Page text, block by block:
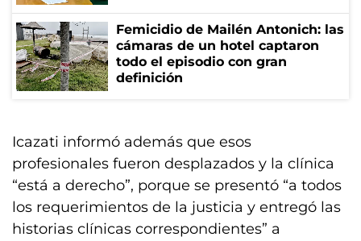
Femicidio de Mailén Antonich: las
cámaras de un hotel captaron
todo el episodio con gran
definición
Icazati informó además que esos
profesionales fueron desplazados y la clínica
“está a derecho”, porque se presentó “a todos
los requerimientos de la justicia y entregó las
historias clínicas correspondientes” a